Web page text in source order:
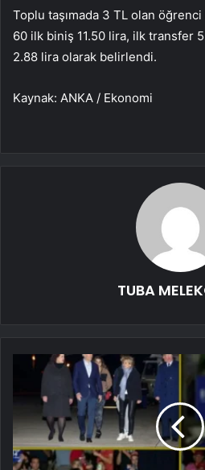
Toplu taşımada 3 TL olan öğrenci
60 ilk biniş 11.50 lira, ilk transfer
2.88 lira olarak belirlendi.
Kaynak: ANKA / Ekonomi
TUBA